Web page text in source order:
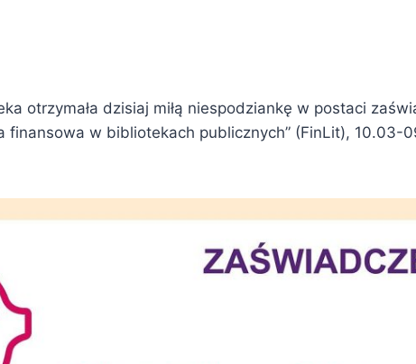
otrzymała dzisiaj miłą niespodziankę w postaci
w bibliotekach publicznych” (FinLit), 10.03-